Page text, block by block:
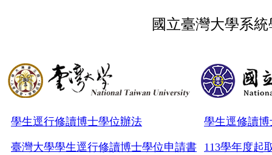
國立臺灣大學系
學生逕行修讀博士學位辦法
臺灣大學學生逕行修讀博士學位申請書
學生逕修讀
113學年度起